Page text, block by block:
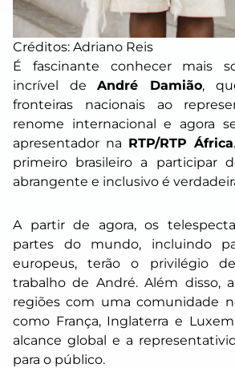
Créditos: Adriano Reis
É fascinante conhecer mais
incrível deAndré Damião,
fronteiras nacionais ao
renome internacional e agora
apresentador na RTP/RTP África
primeiro brasileiro a participar
abrangente e inclusivo é
A partir de agora, os
partes do mundo, incluindo
europeus, terão o privilégio
trabalho de André. Além disso,
regiões com uma comunidade
como França, Inglaterra e
alcance global e a
para o público.